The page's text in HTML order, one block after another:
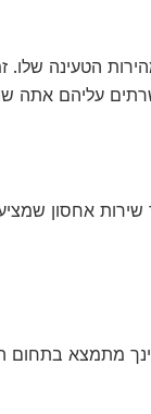
הטעינה שלו.
עליהם אתה
מתמצא בתחום